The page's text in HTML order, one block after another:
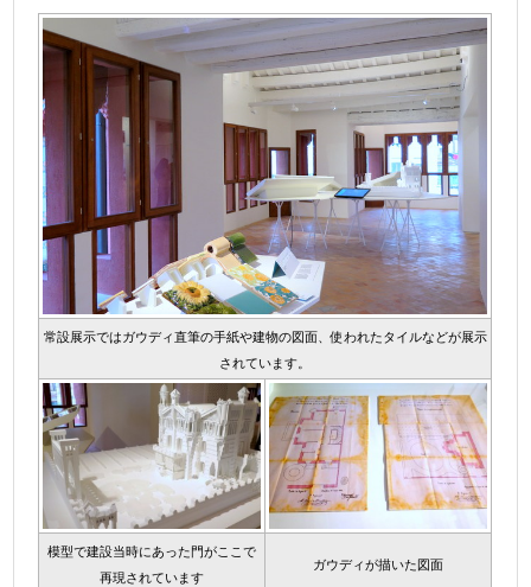
常設展示ではガウディ直筆の手紙や建物の図面、使われたタイルなどが展示
されています。
模型で建設当時にあった門がここで
再現されています
ガウディが描いた図面